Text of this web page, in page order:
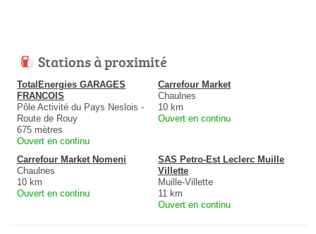
Stations à proximité
TotalEnergies GARAGES
FRANCOIS
Pôle Activité du Pays Neslois -
Route de Rouy
675 mètres
Ouvert en continu
Carrefour Market
Chaulnes
10 km
Ouvert en continu
Carrefour Market Nomeni
Chaulnes
10 km
Ouvert en continu
SAS Petro-Est Leclerc Muille
Villette
Muille-Villette
11 km
Ouvert en continu